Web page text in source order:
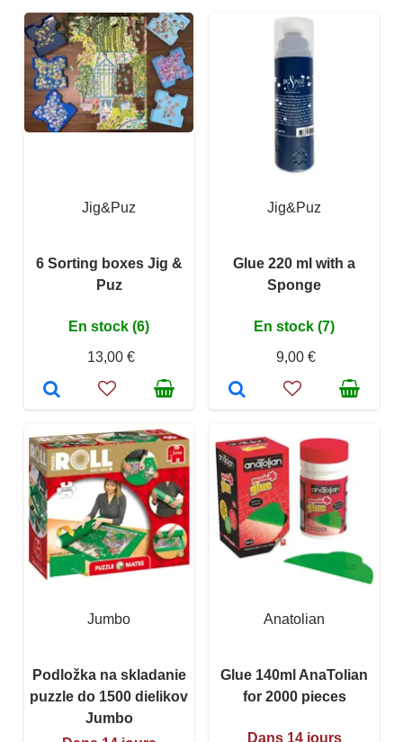
Jig&Puz
6 Sorting boxes Jig &
Puz
En stock (6)
13,00 €
Jig&Puz
Glue 220 ml with a
Sponge
En stock (7)
9,00 €
Jumbo
Podložka na skladanie
puzzle do 1500 dielikov
Jumbo
Anatolian
Glue 140ml AnaTolian
for 2000 pieces
Dans 14 jours